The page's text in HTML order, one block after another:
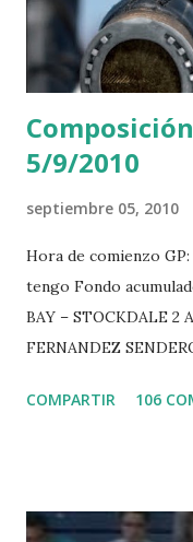
5/9/2010
septiembre 05, 2010
Hora de comienzo
tengo Fondo
BAY – STOCKDALE 2
FERNANDEZ
-EPAILLARD 7 GIG
POWER - MILLAR 5
COMPARTIR 106